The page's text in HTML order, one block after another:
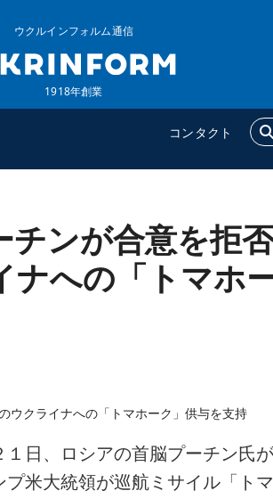
ウクルインフォルム通信
1918年創業
コンタクト
い
追加
特集
インタビュー
チンが合意を拒否
ナへの「トマホ
日、ロシアの首脳プーチン氏が
米大統領が巡航ミサイル「トマ